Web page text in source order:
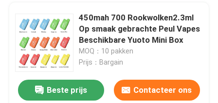
450mah 700 Rookwolken2.3ml
Op smaak gebrachte Peul Vapes
Beschikbare Yuoto Mini Box
MOQ：10 pakken
Prijs：Bargain
Beste prijs Contacteer ons